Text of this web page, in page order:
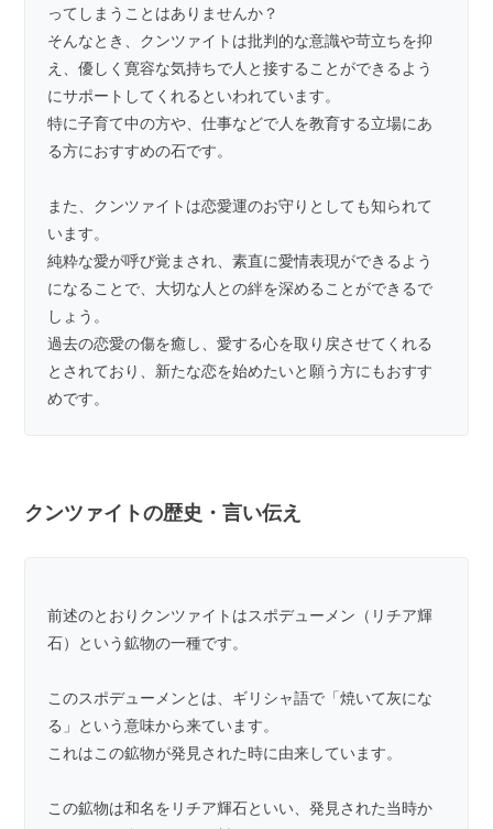
ってしまうことはありませんか？
そんなとき、クンツァイトは批判的な意識や苛立ちを抑
え、優しく寛容な気持ちで人と接することができるよう
にサポートしてくれるといわれています。
特に子育て中の方や、仕事などで人を教育する立場にあ
る方におすすめの石です。
また、クンツァイトは恋愛運のお守りとしても知られて
います。
純粋な愛が呼び覚まされ、素直に愛情表現ができるよう
になることで、大切な人との絆を深めることができるで
しょう。
過去の恋愛の傷を癒し、愛する心を取り戻させてくれる
とされており、新たな恋を始めたいと願う方にもおすす
めです。
クンツァイトの歴史・言い伝え
前述のとおりクンツァイトはスポデューメン（リチア輝
石）という鉱物の一種です。
このスポデューメンとは、ギリシャ語で「焼いて灰にな
る」という意味から来ています。
これはこの鉱物が発見された時に由来しています。
この鉱物は和名をリチア輝石といい、発見された当時か